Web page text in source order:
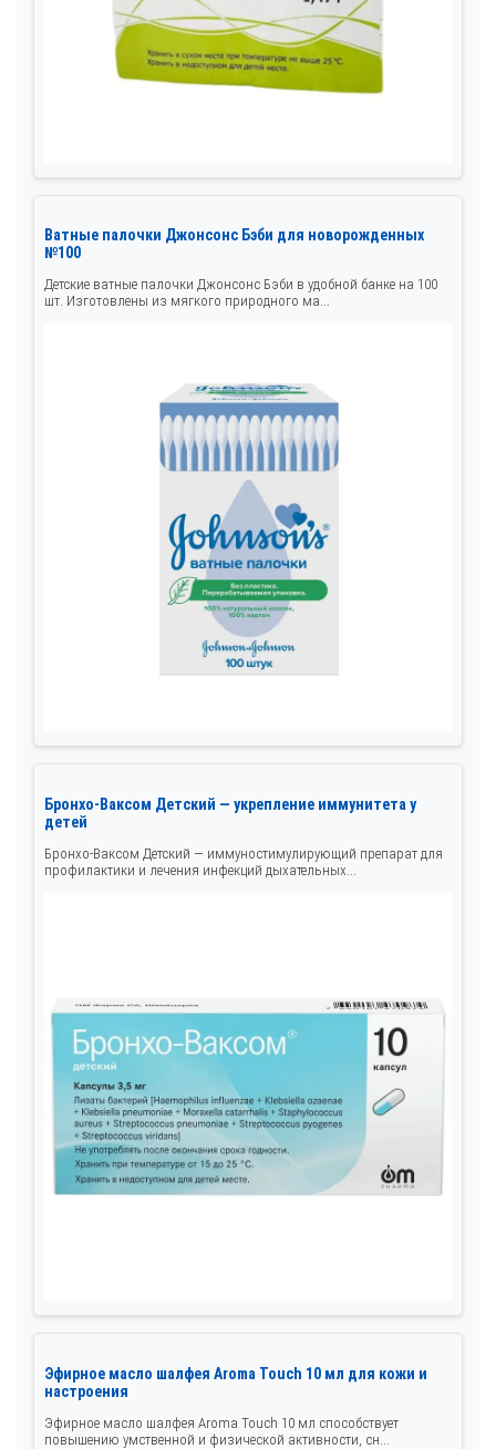
Ватные палочки Джонсонс Бэби для новорожденных
№100
Детские ватные палочки Джонсонс Бэби в удобной банке на 100
шт. Изготовлены из мягкого природного ма...
Бронхо-Ваксом Детский — укрепление иммунитета у
детей
Бронхо-Ваксом Детский — иммуностимулирующий препарат для
профилактики и лечения инфекций дыхательных...
Эфирное масло шалфея Aroma Touch 10 мл для кожи и
настроения
Эфирное масло шалфея Aroma Touch 10 мл способствует
повышению умственной и физической активности, сн...